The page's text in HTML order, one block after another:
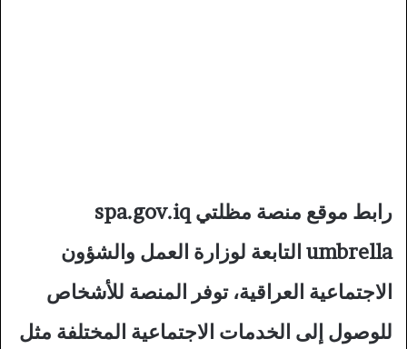
رابط موقع منصة مظلتي spa.gov.iq
umbrella التابعة لوزارة العمل والشؤون
الاجتماعية العراقية، توفر المنصة للأشخاص
للوصول إلى الخدمات الاجتماعية المختلفة مثل